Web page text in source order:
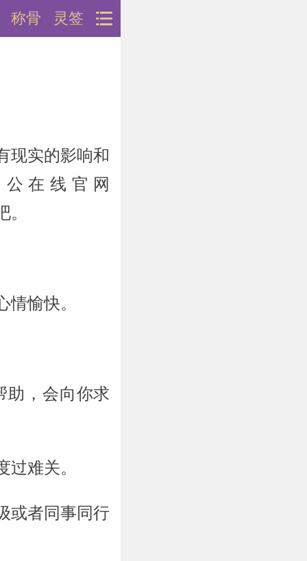
灵签
称骨
现实的影响和
在线官网
愉快。
助，会向你求
难关。
或者同事同行